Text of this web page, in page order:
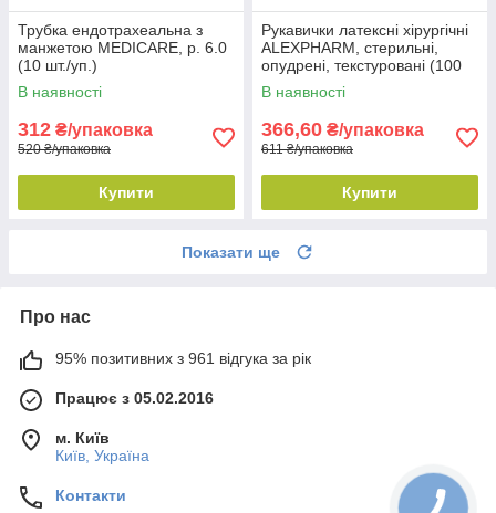
Трубка ендотрахеальна з
манжетою MEDICARE, р. 6.0
(10 шт./уп.)
В наявності
312 ₴/упаковка
520 ₴/упаковка
Купити
Рукавички латексні хірургічні
ALEXPHARM, стерильні,
опудрені, текстуровані (100
шт./уп.), № 8.0
В наявності
366,60 ₴/упаковка
611 ₴/упаковка
Купити
Показати ще
Про нас
95% позитивних з 961 відгука за рік
Працює з 05.02.2016
м. Київ
Київ, Україна
Контакти